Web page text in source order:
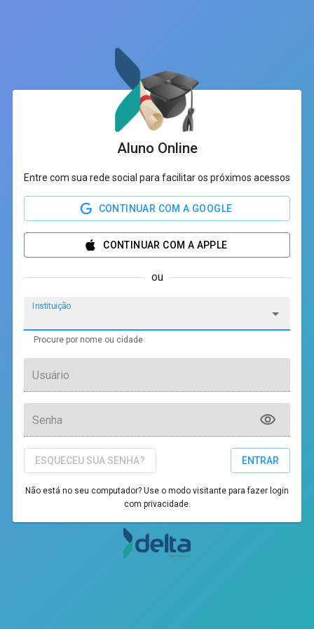
Aluno Online
Entre com sua rede social para facilitar os próximos acessos
CONTINUAR COM A GOOGLE
CONTINUAR COM A APPLE
ou
Instituição
Procure por nome ou cidade
Usuário
Senha
ESQUECEU SUA SENHA? ENTRAR
Não está no seu computador? Use o modo visitante para fazer login
com privacidade.